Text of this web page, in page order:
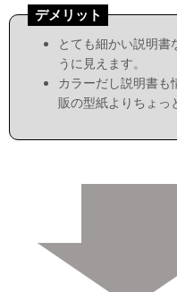
デメリット
とても細かい説明書
うに見えます。
カラーだし説明書も
販の型紙よりちょっ